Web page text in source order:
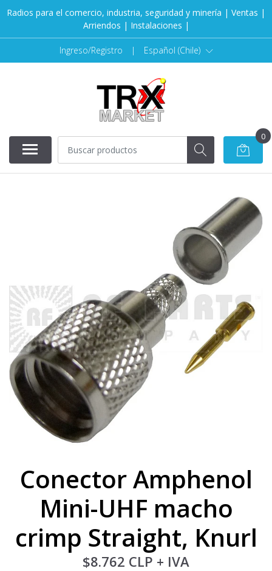
Radios para el comercio, industria, seguridad y minería | Ventas |
Arriendos | Instalaciones |
Ingreso/Registro | Español (Chile)
0
Conector Amphenol
Mini-UHF macho
crimp Straight, Knurl
$8.762 CLP + IVA